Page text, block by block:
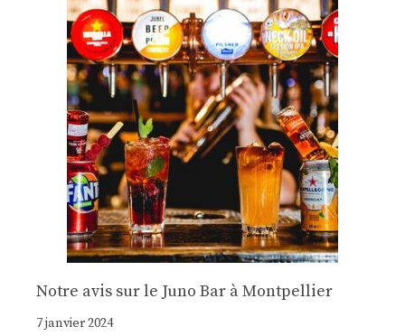
Notre avis sur le Juno Bar à Montpellier
7 janvier 2024